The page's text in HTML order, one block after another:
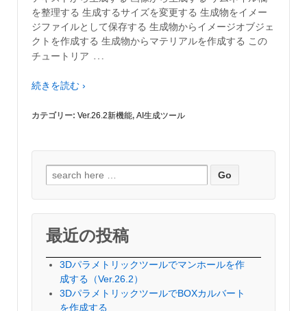
を整理する 生成するサイズを変更する 生成物をイメー
ジファイルとして保存する 生成物からイメージオブジェ
クトを作成する 生成物からマテリアルを作成する この
チュートリア …
続きを読む ›
カテゴリー: Ver.26.2新機能, AI生成ツール
索
対
象:
最近の投稿
3Dパラメトリックツールでマンホールを作
成する（Ver.26.2）
3DパラメトリックツールでBOXカルバート
を作成する